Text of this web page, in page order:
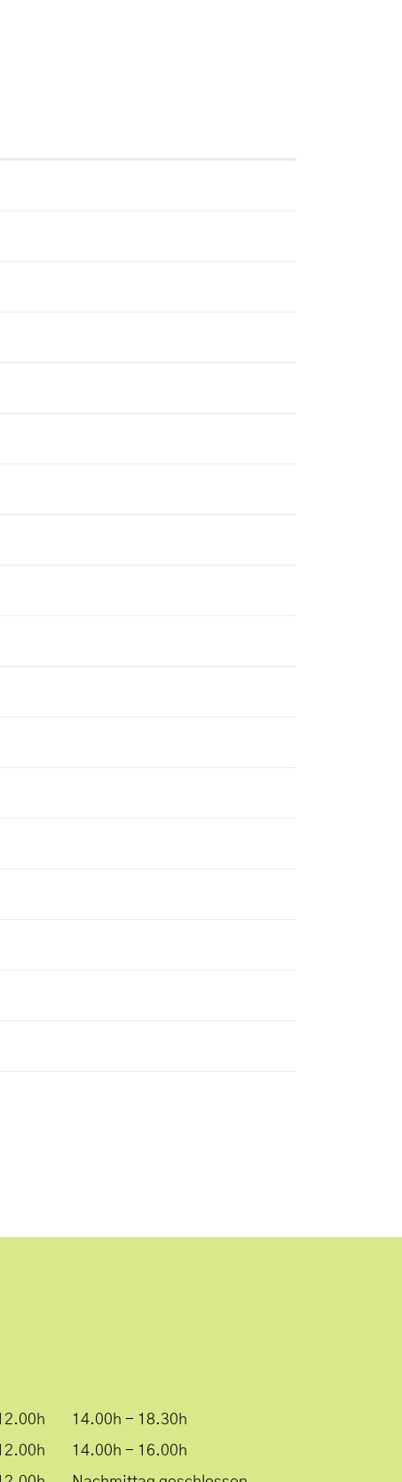
14.00h - 18.30h
14.00h - 16.00h